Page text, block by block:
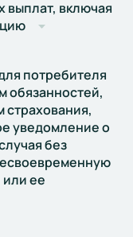
выплат, включая
потребителя
обязанностей,
уведомление о
без
или ее